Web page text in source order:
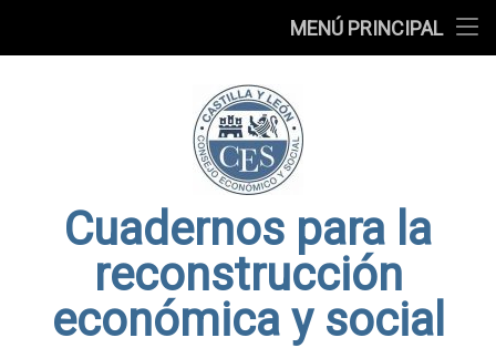
MENÚ PRINCIPAL
Cuadernos para la
reconstrucción
económica y social